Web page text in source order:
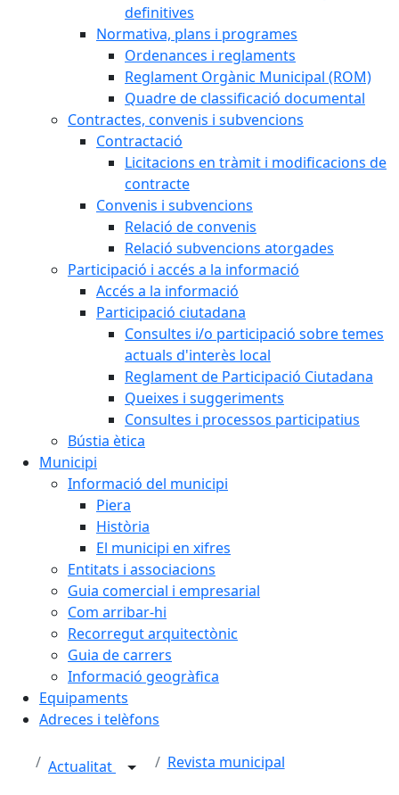
definitives
Normativa, plans i programes
Ordenances i reglaments
Reglament Orgànic Municipal (ROM)
Quadre de classificació documental
Contractes, convenis i subvencions
Contractació
Licitacions en tràmit i modificacions de
contracte
Convenis i subvencions
Relació de convenis
Relació subvencions atorgades
Participació i accés a la informació
Accés a la informació
Participació ciutadana
Consultes i/o participació sobre temes
actuals d'interès local
Reglament de Participació Ciutadana
Queixes i suggeriments
Consultes i processos participatius
Bústia ètica
Municipi
Informació del municipi
Piera
Història
El municipi en xifres
Entitats i associacions
Guia comercial i empresarial
Com arribar-hi
Recorregut arquitectònic
Guia de carrers
Informació geogràfica
Equipaments
Adreces i telèfons
Actualitat Revista municipal